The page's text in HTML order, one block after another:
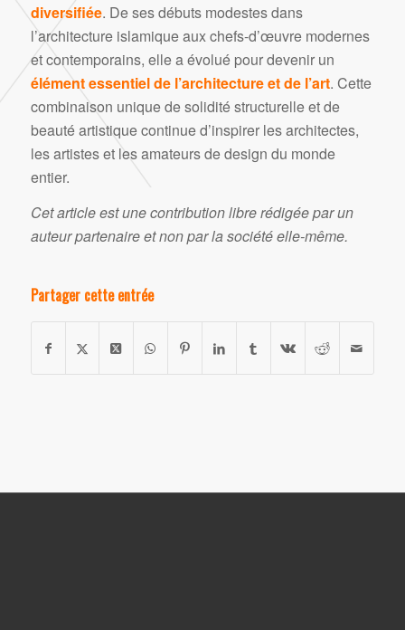
diversifiée. De ses débuts modestes dans
l’architecture islamique aux chefs-d’œuvre modernes
et contemporains, elle a évolué pour devenir un
élément essentiel de l’architecture et de l’art. Cette
combinaison unique de solidité structurelle et de
beauté artistique continue d’inspirer les architectes,
les artistes et les amateurs de design du monde
entier.
Cet article est une contribution libre rédigée par un
auteur partenaire et non par la société elle-même.
Partager cette entrée